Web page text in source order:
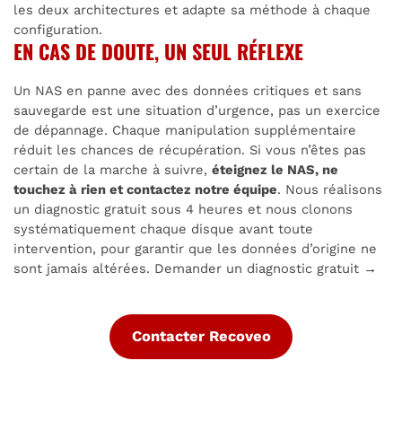
les deux architectures et adapte sa méthode à chaque
configuration.
EN CAS DE DOUTE, UN SEUL RÉFLEXE
Un NAS en panne avec des données critiques et sans
sauvegarde est une situation d’urgence, pas un exercice
de dépannage. Chaque manipulation supplémentaire
réduit les chances de récupération. Si vous n’êtes pas
certain de la marche à suivre, éteignez le NAS, ne
touchez à rien et contactez notre équipe. Nous réalisons
un diagnostic gratuit sous 4 heures et nous clonons
systématiquement chaque disque avant toute
intervention, pour garantir que les données d’origine ne
sont jamais altérées. Demander un diagnostic gratuit →
Contacter Recoveo